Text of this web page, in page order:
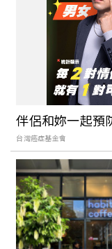
伴侶和妳一起預
台灣癌症基金會